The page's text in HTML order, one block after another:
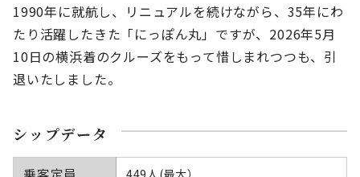
1990年に就航し、リニュアルを続けながら、35年にわ
たり活躍したきた「にっぽん丸」ですが、2026年5月
10日の横浜着のクルーズをもって惜しまれつつも、引
退いたしました。
シップデータ
449人(最大）